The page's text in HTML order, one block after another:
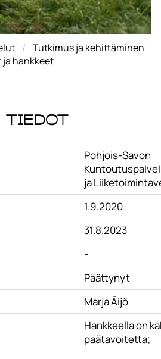
Tutkimus ja kehittäminen
hankkeet
tiedot
Pohjois-Savon
ja
1.9.2020
31.8.2023
-
Päättynyt
Marja Äijö
Hankkeella on
päätavoitetta;